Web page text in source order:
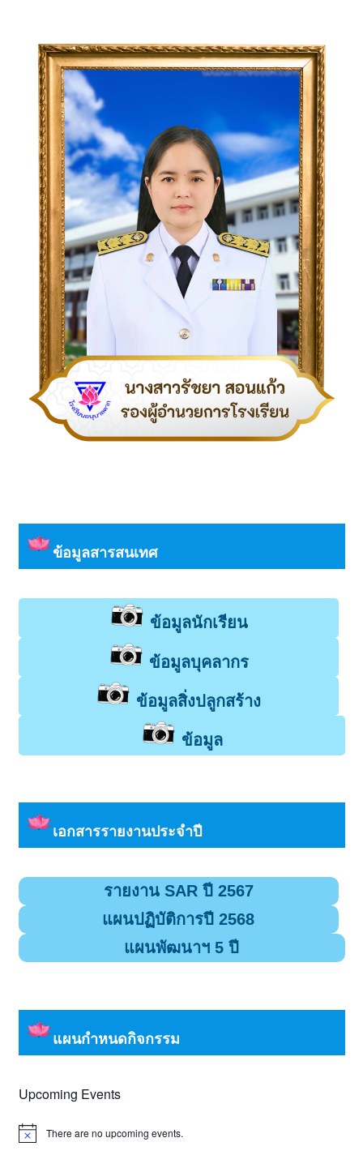
ข้อมูลสารสนเทศ
ข้อมูลนักเรียน
ข้อมูลบุคลากร
ข้อมูลสิ่งปลูกสร้าง
ข้อมูล
เอกสารรายงานประจำปี
รายงาน SAR ปี 2567
แผนปฏิบัติการปี 2568
แผนพัฒนาฯ 5 ปี
แผนกำหนดกิจกรรม
Upcoming Events
Notice There are no upcoming events.